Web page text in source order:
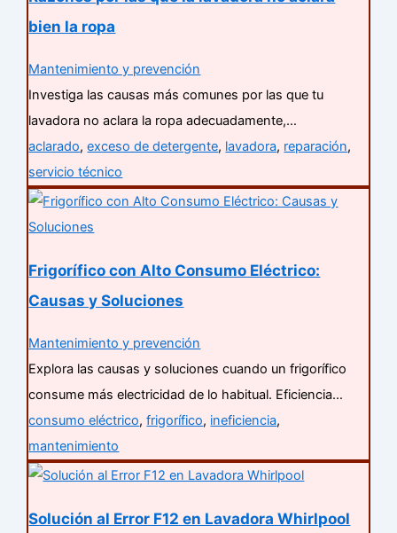
bien la ropa
Mantenimiento y prevención
Investiga las causas más comunes por las que tu
lavadora no aclara la ropa adecuadamente,…
aclarado,exceso de detergente, lavadora, reparación,
servicio técnico
Frigorífico con Alto Consumo Eléctrico:
Causas y Soluciones
Mantenimiento y prevención
Explora las causas y soluciones cuando un frigorífico
consume más electricidad de lo habitual. Eficiencia…
consumo eléctrico,frigorífico, ineficiencia,
mantenimiento
Solución al Error F12 en Lavadora Whirlpool